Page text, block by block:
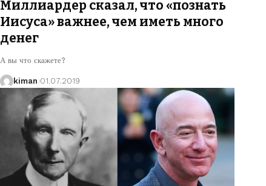
Миллиардер сказал, что «познать
Иисуса» важнее, чем иметь много
денег
А вы что скажете?
kiman 01.07.2019